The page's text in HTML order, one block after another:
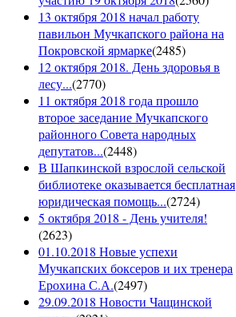
13 октября 2018 начал работу
павильон Мучкапского района на
Покровской ярмарке(2485)
12 октября 2018. День здоровья в
лесу...(2770)
11 октября 2018 года прошло
второе заседание Мучкапского
районного Совета народных
депутатов...(2448)
В Шапкинской взрослой сельской
библиотеке оказывается бесплатная
юридическая помощь...(2724)
5 октября 2018 - День учителя!
(2623)
01.10.2018 Новые успехи
Мучкапских боксеров и их тренера
Ерохина С.А.(2497)
29.09.2018 Новости Чащинской